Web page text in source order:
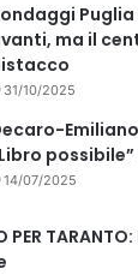
ma il
31/10/2025
14/07/2025
PER